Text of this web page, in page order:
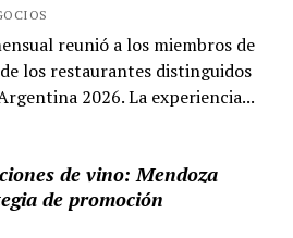
reunió a los miembros de
los restaurantes distinguidos
2026. La experiencia...
de vino: Mendoza
de promoción